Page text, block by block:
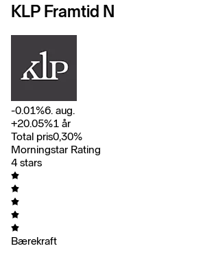
KLP Framtid N
-0.01%6. aug.
+20.05%1 år
Total pris0,30%
Morningstar Rating
4 stars
Bærekraft